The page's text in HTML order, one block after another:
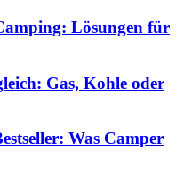
Lösungen für
Gas, Kohle oder
Was Camper